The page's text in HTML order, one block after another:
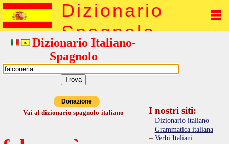
Dizionario
Spagnolo
Dizionario Italiano-
Spagnolo
Donazione
Vai al dizionario spagnolo-italiano I nostri siti:
Dizionario italiano
Grammatica italiana
Verbi Italiani